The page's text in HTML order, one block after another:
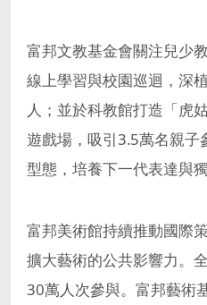
富邦文教基金會關注兒少
線上學習與校園巡迴，深
人；並於科教館打造「虎
遊戲場，吸引3.5萬名親
型態，培養下一代表達與
富邦美術館持續推動國際
擴大藝術的公共影響力。
30萬人次參與。富邦藝術